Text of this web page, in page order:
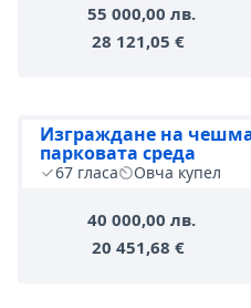
55 000,00 лв.
28 121,05 €
Изграждане на
парковата среда
67 гласа Овча купел
40 000,00 лв.
20 451,68 €